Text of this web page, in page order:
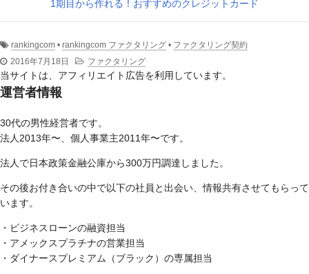
1期目から作れる！おすすめのクレジットカード
rankingcom • rankingcom ファクタリング • ファクタリング契約
2016年7月18日
ファクタリング
当サイトは、アフィリエイト広告を利用しています。
運営者情報
30代の男性経営者です。
法人2013年〜、個人事業主2011年〜です。
法人で日本政策金融公庫から300万円調達しました。
その後お付き合いの中で以下の社員と出会い、情報共有させてもらって
います。
・ビジネスローンの融資担当
・アメックスプラチナの営業担当
・ダイナースプレミアム（ブラック）の専属担当